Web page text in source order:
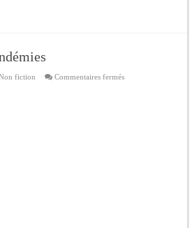
fiction Commentaires ferméssur